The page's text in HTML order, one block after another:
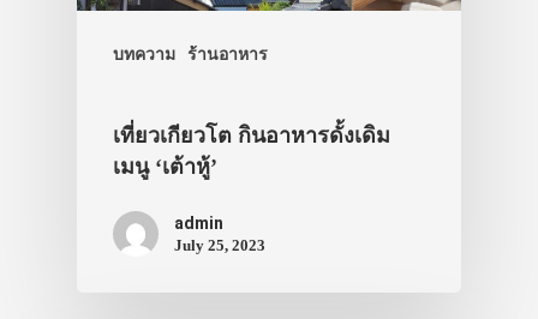
บทความ ร้านอาหาร
เที่ยวเกียวโต กินอาหารดั้งเดิม
เมนู ‘เต้าหู้’
admin
July 25, 2023
รถบัส
ที่พัก